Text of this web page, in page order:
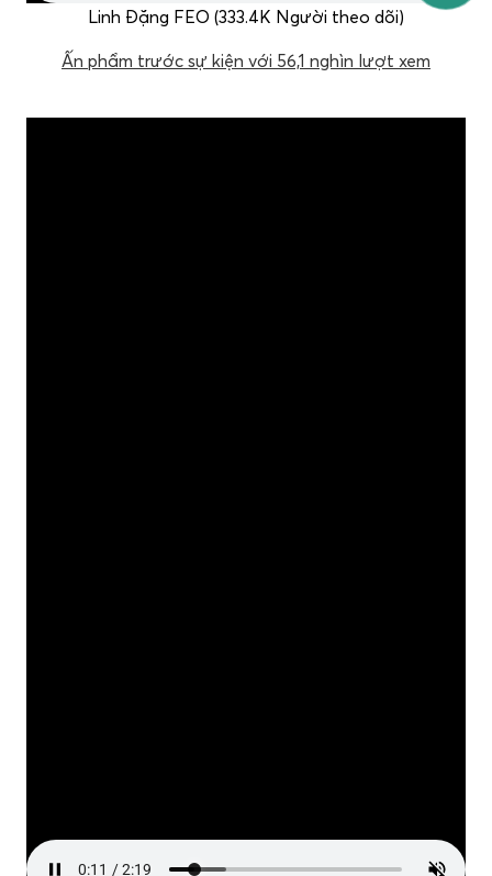
Linh Đặng FEO (333.4K Người theo dõi)
Ấn phẩm trước sự kiện với 56,1 nghìn lượt xem